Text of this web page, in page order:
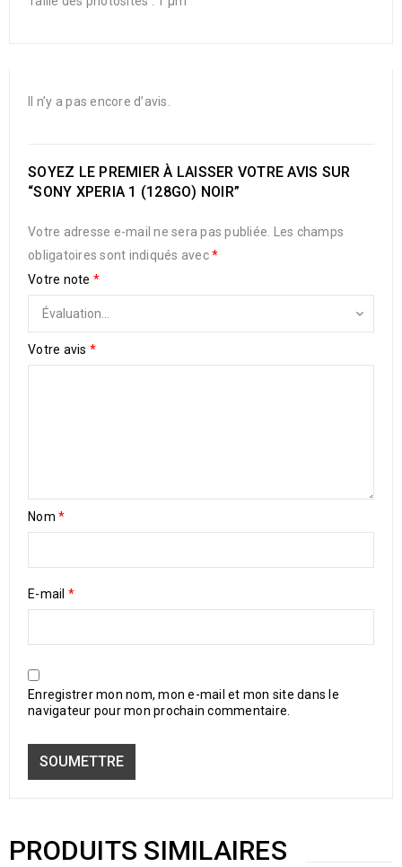
Il n’y a pas encore d’avis.
SOYEZ LE PREMIER À LAISSER VOTRE AVIS SUR
“SONY XPERIA 1 (128GO) NOIR”
Votre adresse e-mail ne sera pas publiée.
Les champs
obligatoires sont indiqués avec*
Votre note *
Votre avis *
Nom *
E-mail *
Enregistrer mon nom, mon e-mail et mon site dans le
navigateur pour mon prochain commentaire.
PRODUITS SIMILAIRES